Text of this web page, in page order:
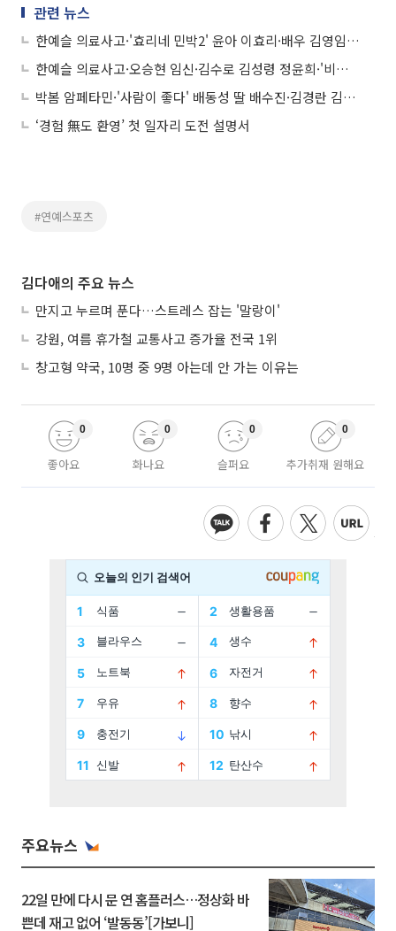
관련 뉴스
한예슬 의료사고·'효리네 민박2' 윤아 이효리·배우 김영임 11주기·'어벤져스 인피니티 워' 예매율 등
한예슬 의료사고·오승현 임신·김수로 김성령 정윤희·'비행소녀' 박기량 등
박봄 암페타민·'사람이 좋다' 배동성 딸 배수진·김경란 김상민 이혼·장현승 신수지 결별 등
‘경험 無도 환영’ 첫 일자리 도전 설명서
#연예스포츠
김다애의 주요 뉴스
만지고 누르며 푼다…스트레스 잡는 '말랑이'
강원, 여름 휴가철 교통사고 증가율 전국 1위
창고형 약국, 10명 중 9명 아는데 안 가는 이유는
좋아요
0
화나요
0
슬퍼요
0
추가취재 원해요
0
주요뉴스
22일 만에 다시 문 연 홈플러스…정상화 바
쁜데 재고 없어 ‘발동동’[가보니]